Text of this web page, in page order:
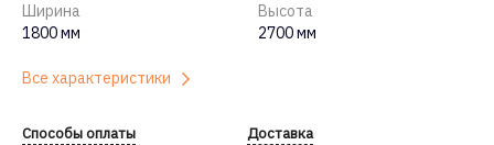
Ширина
1800 мм
Высота
2700 мм
Все характеристики
Способы оплаты Доставка